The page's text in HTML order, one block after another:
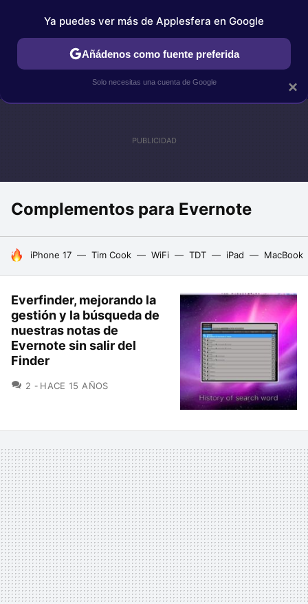
IPHONE TUTORIALES APPLESFERA SELECCIÓN
Complementos para Evernote
HOY SE HABLA DE
iPhone 17 Tim Cook WiFi TDT iPad MacBook
Everfinder, mejorando la
gestión y la búsqueda de
nuestras notas de
Evernote sin salir del
Finder
2 COMENTARIOS
HACE 15 AÑOS
×
Ya puedes ver más de Applesfera en Google
Añádenos como fuente preferida
Solo necesitas una cuenta de Google